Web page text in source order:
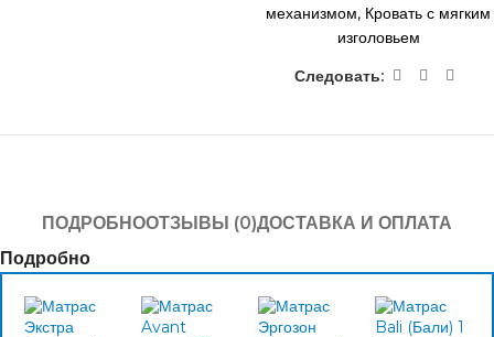
механизмом, Кровать с мягким
изголовьем
Следовать:
ПОДРОБНООТЗЫВЫ (0)ДОСТАВКА И ОПЛАТА
Подробно